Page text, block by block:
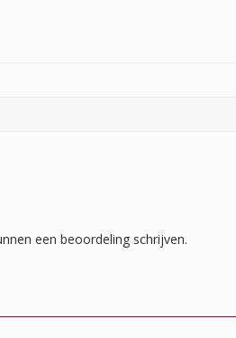
een beoordeling schrijven.